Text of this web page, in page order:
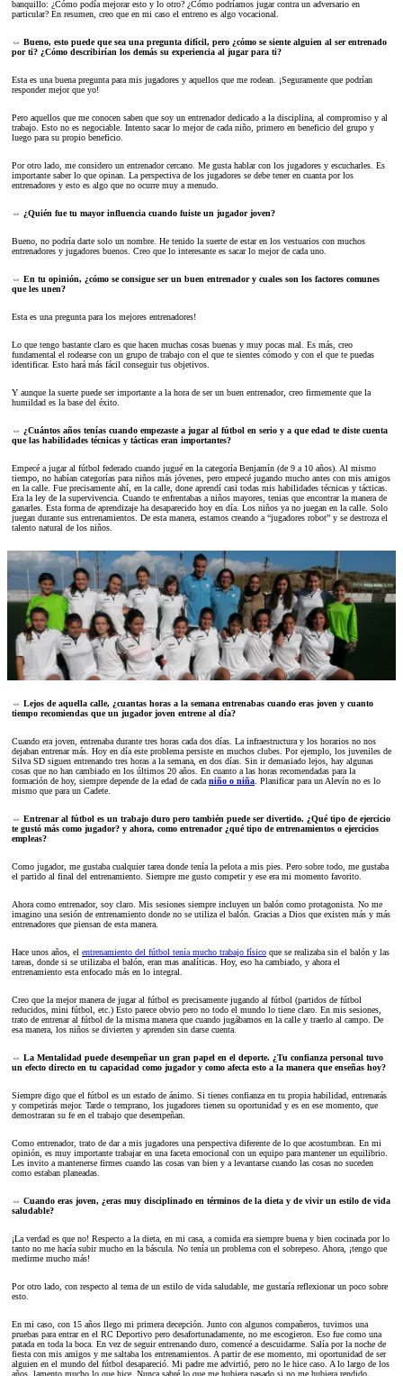
banquillo: ¿Cómo podía mejorar esto y lo otro? ¿Cómo podríamos jugar contra un adversario en
particular? En resumen, creo que en mi caso el entreno es algo vocacional.
⇔ Bueno, esto puede que sea una pregunta difícil, pero ¿cómo se siente alguien al ser entrenado
por ti? ¿Cómo describirían los demás su experiencia al jugar para ti?
Esta es una buena pregunta para mis jugadores y aquellos que me rodean. ¡Seguramente que podrían
responder mejor que yo!
Pero aquellos que me conocen saben que soy un entrenador dedicado a la disciplina, al compromiso y al
trabajo. Esto no es negociable. Intento sacar lo mejor de cada niño, primero en beneficio del grupo y
luego para su propio beneficio.
Por otro lado, me considero un entrenador cercano. Me gusta hablar con los jugadores y escucharles. Es
importante saber lo que opinan. La perspectiva de los jugadores se debe tener en cuanta por los
entrenadores y esto es algo que no ocurre muy a menudo.
⇔ ¿Quién fue tu mayor influencia cuando fuiste un jugador joven?
Bueno, no podría darte solo un nombre. He tenido la suerte de estar en los vestuarios con muchos
entrenadores y jugadores buenos. Creo que lo interesante es sacar lo mejor de cada uno.
⇔ En tu opinión, ¿cómo se consigue ser un buen entrenador y cuales son los factores comunes
que les unen?
Esta es una pregunta para los mejores entrenadores!
Lo que tengo bastante claro es que hacen muchas cosas buenas y muy pocas mal. Es más, creo
fundamental el rodearse con un grupo de trabajo con el que te sientes cómodo y con el que te puedas
identificar. Esto hará más fácil conseguir tus objetivos.
Y aunque la suerte puede ser importante a la hora de ser un buen entrenador, creo firmemente que la
humildad es la base del éxito.
⇔ ¿Cuántos años tenías cuando empezaste a jugar al fútbol en serio y a que edad te diste cuenta
que las habilidades técnicas y tácticas eran importantes?
Empecé a jugar al fútbol federado cuando jugué en la categoría Benjamín (de 9 a 10 años). Al mismo
tiempo, no habían categorías para niños más jóvenes, pero empecé jugando mucho antes con mis amigos
en la calle. Fue precisamente ahí, en la calle, done aprendí casi todas mis habilidades técnicas y tácticas.
Era la ley de la supervivencia. Cuando te enfrentabas a niños mayores, tenias que encontrar la manera de
ganarles. Esta forma de aprendizaje ha desaparecido hoy en día. Los niños ya no juegan en la calle. Solo
juegan durante sus entrenamientos. De esta manera, estamos creando a “jugadores robot” y se destroza el
talento natural de los niños.
⇔ Lejos de aquella calle, ¿cuantas horas a la semana entrenabas cuando eras joven y cuanto
tiempo recomiendas que un jugador joven entrene al día?
Cuando era joven, entrenaba durante tres horas cada dos días. La infraestructura y los horarios no nos
dejaban entrenar más. Hoy en día este problema persiste en muchos clubes. Por ejemplo, los juveniles de
Silva SD siguen entrenando tres horas a la semana, en dos días. Sin ir demasiado lejos, hay algunas
cosas que no han cambiado en los últimos 20 años. En cuanto a las horas recomendadas para la
formación de hoy, siempre depende de la edad de cadaniño o niña. Planificar para un Alevín no es lo
mismo que para un Cadete.
⇔ Entrenar al fútbol es un trabajo duro pero también puede ser divertido. ¿Qué tipo de ejercicio
te gustó más como jugador? y ahora, como entrenador ¿qué tipo de entrenamientos o ejercicios
empleas?
Como jugador, me gustaba cualquier tarea donde tenía la pelota a mis pies. Pero sobre todo, me gustaba
el partido al final del entrenamiento. Siempre me gusto competir y ese era mi momento favorito.
Ahora como entrenador, soy claro. Mis sesiones siempre incluyen un balón como protagonista. No me
imagino una sesión de entrenamiento donde no se utiliza el balón. Gracias a Dios que existen más y más
entrenadores que piensan de esta manera.
Hace unos años, el entrenamiento del fútbol tenía mucho trabajo físico que se realizaba sin el balón y las
tareas, donde si se utilizaba el balón, eran mas analíticas. Hoy, eso ha cambiado, y ahora el
entrenamiento esta enfocado más en lo integral.
Creo que la mejor manera de jugar al fútbol es precisamente jugando al fútbol (partidos de fútbol
reducidos, mini fútbol, etc.) Esto parece obvio pero no todo el mundo lo tiene claro. En mis sesiones,
trato de entrenar al fútbol de la misma manera que cuando jugábamos en la calle y traerlo al campo. De
esa manera, los niños se divierten y aprenden sin darse cuenta.
⇔ La Mentalidad puede desempeñar un gran papel en el deporte. ¿Tu confianza personal tuvo
un efecto directo en tu capacidad como jugador y como afecta esto a la manera que enseñas hoy?
Siempre digo que el fútbol es un estado de ánimo. Si tienes confianza en tu propia habilidad, entrenarás
y competirás mejor. Tarde o temprano, los jugadores tienen su oportunidad y es en ese momento, que
demostraran su fe en el trabajo que desempeñan.
Como entrenador, trato de dar a mis jugadores una perspectiva diferente de lo que acostumbran. En mi
opinión, es muy importante trabajar en una faceta emocional con un equipo para mantener un equilibrio.
Les invito a mantenerse firmes cuando las cosas van bien y a levantarse cuando las cosas no suceden
como estaban planeadas.
⇔ Cuando eras joven, ¿eras muy disciplinado en términos de la dieta y de vivir un estilo de vida
saludable?
¡La verdad es que no! Respecto a la dieta, en mi casa, a comida era siempre buena y bien cocinada por lo
tanto no me hacía subir mucho en la báscula. No tenía un problema con el sobrepeso. Ahora, ¡tengo que
medirme mucho más!
Por otro lado, con respecto al tema de un estilo de vida saludable, me gustaría reflexionar un poco sobre
esto.
En mi caso, con 15 años llego mi primera decepción. Junto con algunos compañeros, tuvimos una
pruebas para entrar en el RC Deportivo pero desafortunadamente, no me escogieron. Eso fue como una
patada en toda la boca. En vez de seguir entrenando duro, comencé a descuidarme. Salía por la noche de
fiesta con mis amigos y me saltaba los entrenamientos. A partir de ese momento, mi oportunidad de ser
alguien en el mundo del fútbol desapareció. Mi padre me advirtió, pero no le hice caso. A lo largo de los
años, lamento mucho lo que hice. Nunca sabré lo que me hubiera pasado si no me hubiera rendido.